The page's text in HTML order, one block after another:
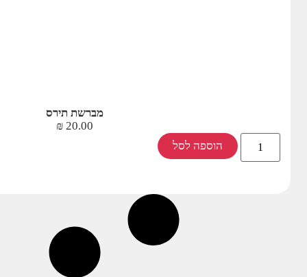
מברשת תירס
20.00
₪
הוספה לסל